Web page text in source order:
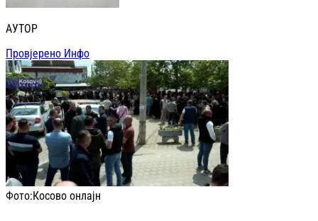
АУТОР
Провјерено Инфо
Фото:Косово онлајн